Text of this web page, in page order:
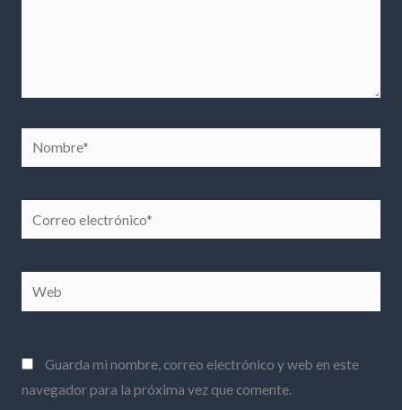
Nombre*
Correo
electrónico*
Web
Guarda mi nombre, correo electrónico y web en este
navegador para la próxima vez que comente.